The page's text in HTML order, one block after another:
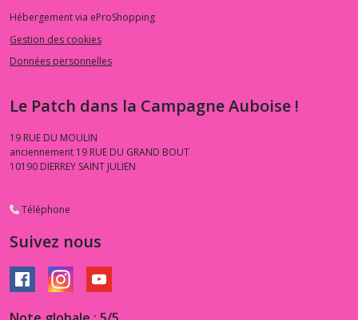
Hébergement via eProShopping
Gestion des cookies
Données personnelles
Le Patch dans la Campagne Auboise !
19 RUE DU MOULIN
anciennement 19 RUE DU GRAND BOUT
10190 DIERREY SAINT JULIEN
Téléphone
Suivez nous